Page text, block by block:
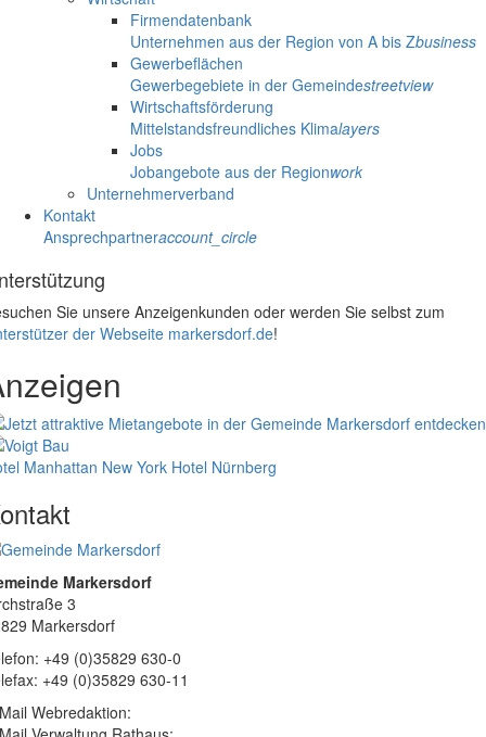
Firmendatenbank
Unternehmen aus der Region von A bis Zbusiness
Gewerbeflächen
Gewerbegebiete in der Gemeindestreetview
Wirtschaftsförderung
Mittelstandsfreundliches Klimalayers
Jobs
Jobangebote aus der Regionwork
Unternehmerverband
Kontakt
Ansprechpartneraccount_circle
Sie unsere Anzeigenkunden oder werden Sie selbst zum
der Webseite markersdorf.de!
Manhattan New York Hotel Nürnberg
Markersdorf
3
Markersdorf
+49 (0)35829 630-0
+49 (0)35829 630-11
Webredaktion: